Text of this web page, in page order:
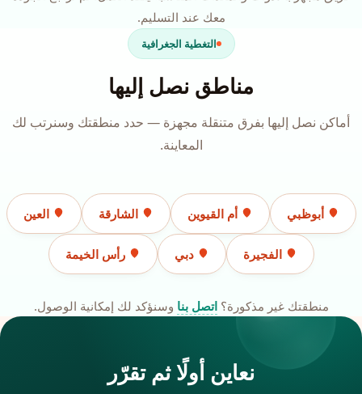
معك عند التسليم.
التغطية الجغرافية
مناطق نصل إليها
أماكن نصل إليها بفرق متنقلة مجهزة — حدد منطقتك وسنرتب لك
المعاينة.
أبوظبي أم القيوين الشارقة العين
الفجيرة دبي رأس الخيمة
منطقتك غير مذكورة؟اتصل بنا وسنؤكد لك إمكانية الوصول.
نعاين أولًا ثم تقرّر